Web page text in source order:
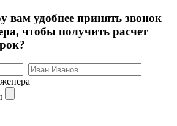
вам удобнее принять звонок
чтобы получить расчет